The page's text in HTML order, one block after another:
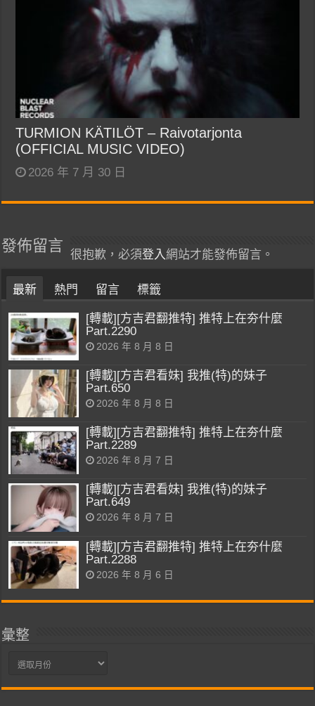
TURMION KÄTILÖT – Raivotarjonta
(OFFICIAL MUSIC VIDEO)
2026 年 7 月 30 日
發佈留言
很抱歉，必須登入網站才能發佈留言。
最新 熱門 留言 標籤
[轉載][方吉君翻推特] 推特上在夯什麼
Part.2290
2026 年 8 月 8 日
[轉載][方吉君看妹] 我推(特)的妹子
Part.650
2026 年 8 月 8 日
[轉載][方吉君翻推特] 推特上在夯什麼
Part.2289
2026 年 8 月 7 日
[轉載][方吉君看妹] 我推(特)的妹子
Part.649
2026 年 8 月 7 日
[轉載][方吉君翻推特] 推特上在夯什麼
Part.2288
2026 年 8 月 6 日
彙整
彙